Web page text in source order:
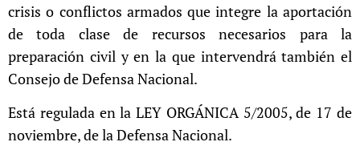
crisis o conflictos armados que integre la aportación
de toda clase de recursos necesarios para la
preparación civil y en la que intervendrá también el
Consejo de Defensa Nacional.
Está regulada en la LEY ORGÁNICA 5/2005, de 17 de
noviembre, de la Defensa Nacional.